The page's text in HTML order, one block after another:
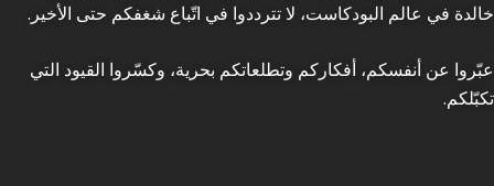
خالدة في عالم البودكاست، لا تترددوا في اتّباع شغفكم حتى الأخير.
عبّروا عن أنفسكم، أفكاركم وتطلعاتكم بحرية، وكسّروا القيود التي
تكبّلكم.